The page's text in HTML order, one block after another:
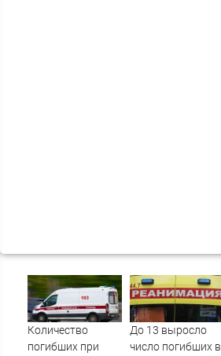
Количество
погибших при
До 13 выросло
число погибших в